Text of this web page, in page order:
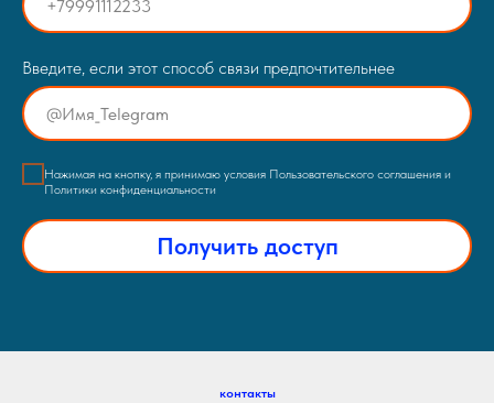
Введите, если этот способ связи предпочтительнее
Нажимая на кнопку, я принимаю условия Пользовательского соглашения и
Политики конфиденциальности
Получить доступ
контакты